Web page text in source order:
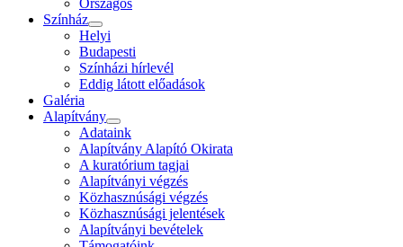
Országos
Színház
Helyi
Budapesti
Színházi hírlevél
Eddig látott előadások
Galéria
Alapítvány
Adataink
Alapítvány Alapító Okirata
A kuratórium tagjai
Alapítványi végzés
Közhasznúsági végzés
Közhasznúsági jelentések
Alapítványi bevételek